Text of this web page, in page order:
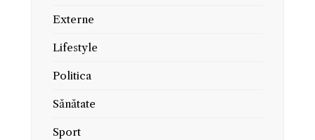
Externe
Lifestyle
Politica
Sănătate
Sport